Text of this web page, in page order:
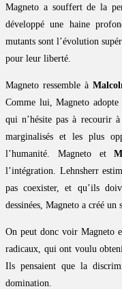
Magneto a souffert de la
développé une haine
mutants sont l’évolution
pour leur liberté.
Magneto ressemble à
Comme lui, Magneto
qui n’hésite pas à recourir
marginalisés et les plus
l’humanité. Magneto et
l’intégration. Lehnsherr
pas coexister, et qu’ils
dessinées, Magneto a créé
On peut donc voir Magneto
radicaux, qui ont voulu
Ils pensaient que la
domination.